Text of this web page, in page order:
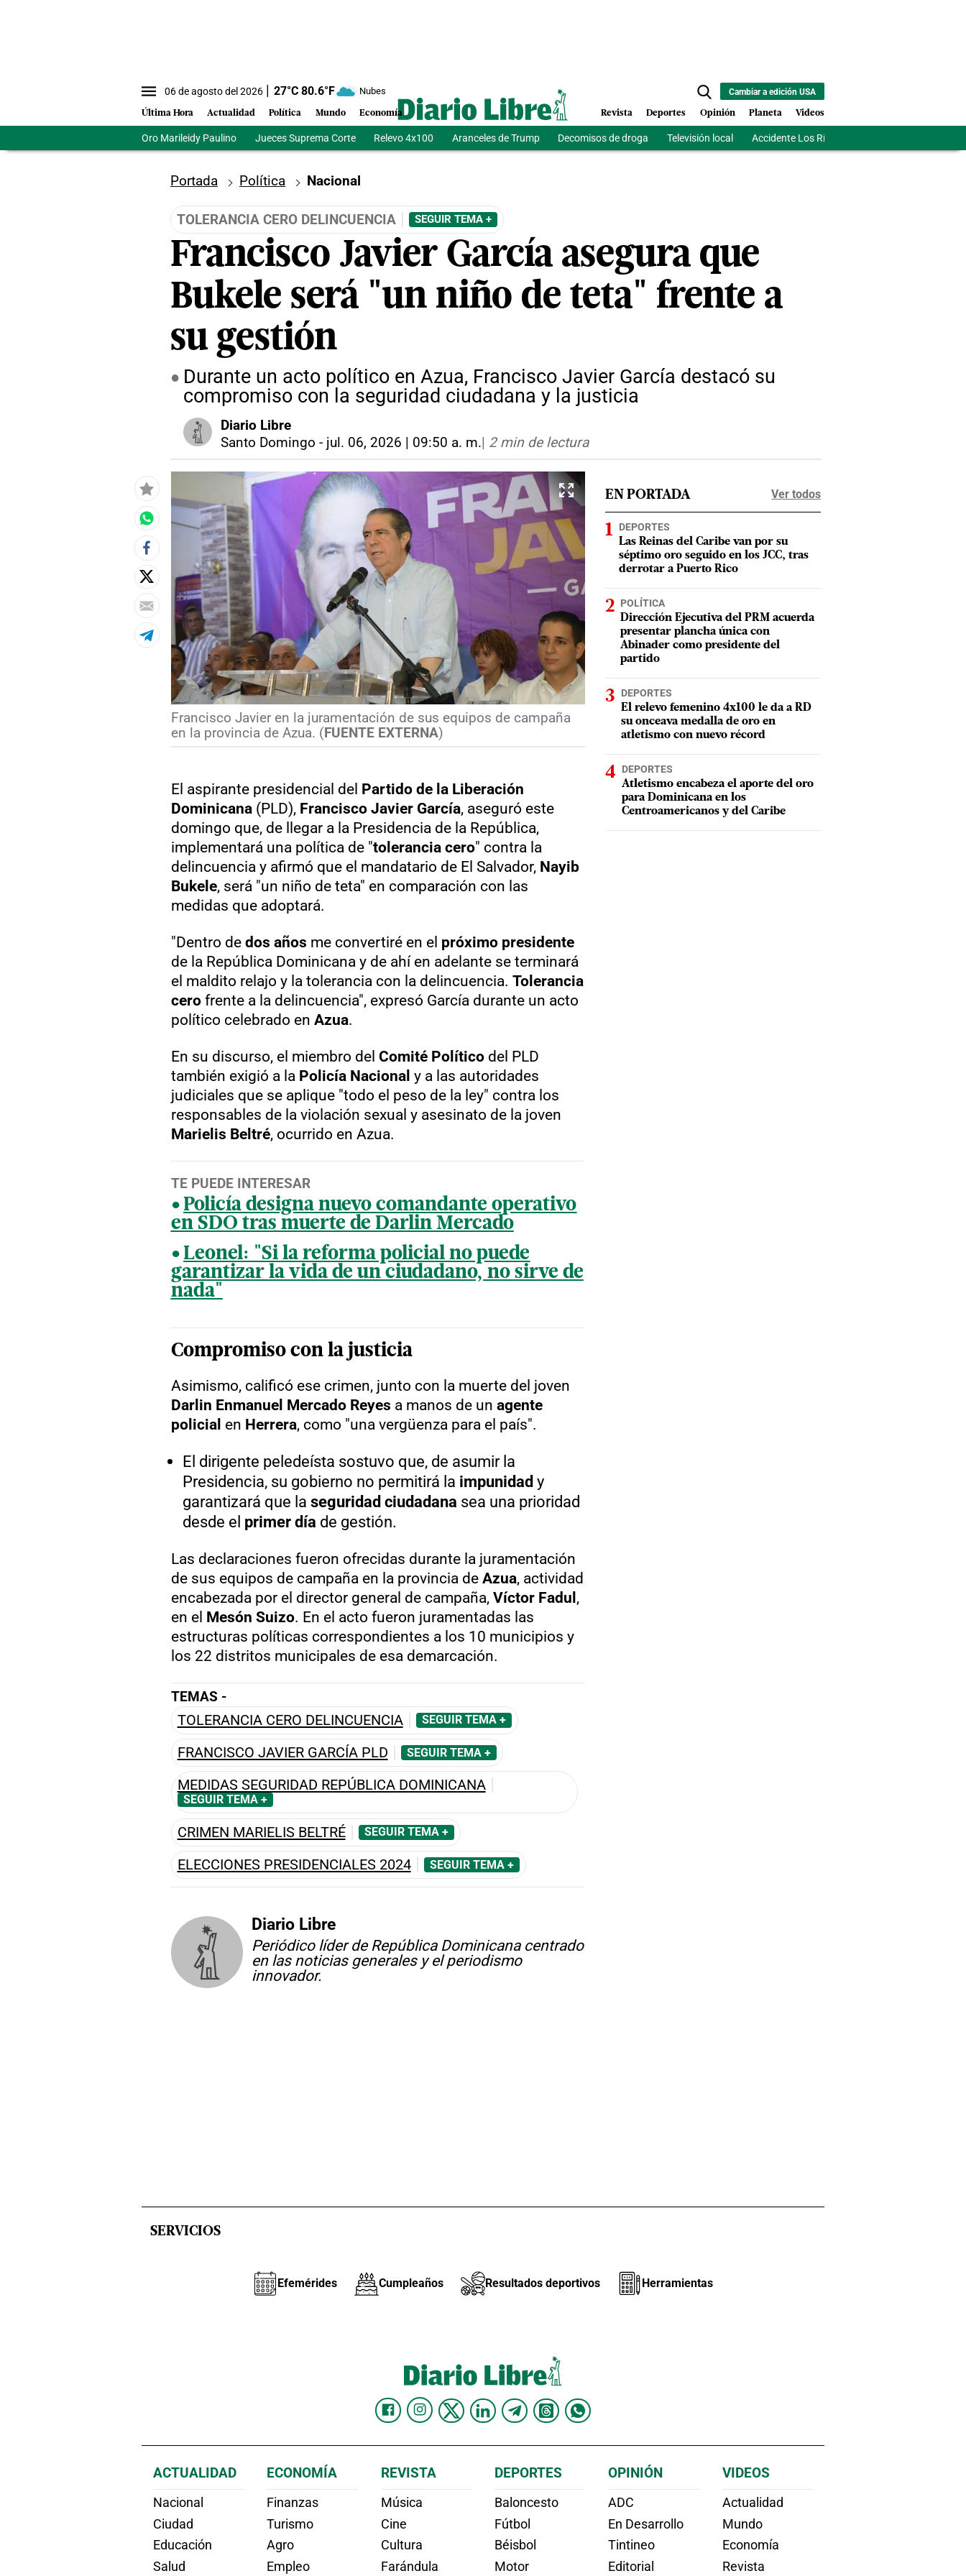
06 de agosto del 2026 27°C 80.6°F Nubes
Última Hora Actualidad Política Mundo Economía
Cambiar a edición USA
Revista Deportes Opinión Planeta Videos
Oro Marileidy Paulino Jueces Suprema Corte Relevo 4x100 Aranceles de Trump Decomisos de droga Televisión local Accidente Los Ríos
Portada Política Nacional
TOLERANCIA CERO DELINCUENCIA SEGUIR TEMA +
Francisco Javier García asegura que
Bukele será "un niño de teta" frente a
su gestión
Durante un acto político en Azua, Francisco Javier García destacó su
compromiso con la seguridad ciudadana y la justicia
Diario Libre
Santo Domingo - jul. 06, 2026 | 09:50 a. m.| 2 min de lectura
Francisco Javier en la juramentación de sus equipos de campaña
en la provincia de Azua. (FUENTE EXTERNA)
El aspirante presidencial del Partido de la Liberación
Dominicana(PLD), Francisco Javier García, aseguró este
domingo que, de llegar a la Presidencia de la República,
implementará una política de "tolerancia cero" contra la
delincuencia y afirmó que el mandatario de El Salvador, Nayib
Bukele, será "un niño de teta" en comparación con las
medidas que adoptará.
"Dentro de dos años me convertiré en el próximo presidente
de la República Dominicana y de ahí en adelante se terminará
el maldito relajo y la tolerancia con la delincuencia. Tolerancia
cerofrente a la delincuencia", expresó García durante un acto
político celebrado en Azua.
En su discurso, el miembro del Comité Políticodel PLD
también exigió a la Policía Nacional y a las autoridades
judiciales que se aplique "todo el peso de la ley" contra los
responsables de la violación sexual y asesinato de la joven
Marielis Beltré, ocurrido en Azua.
TE PUEDE INTERESAR
Policía designa nuevo comandante operativo
en SDO tras muerte de Darlin Mercado
Leonel: "Si la reforma policial no puede
garantizar la vida de un ciudadano, no sirve de
nada"
Compromiso con la justicia
Asimismo, calificó ese crimen, junto con la muerte del joven
Darlin Enmanuel Mercado Reyes a manos de un agente
policial en Herrera, como "una vergüenza para el país".
El dirigente peledeísta sostuvo que, de asumir la
Presidencia, su gobierno no permitirá la impunidady
garantizará que la seguridad ciudadana sea una prioridad
desde el primer día de gestión.
Las declaraciones fueron ofrecidas durante la juramentación
de sus equipos de campaña en la provincia de Azua, actividad
encabezada por el director general de campaña, Víctor Fadul,
en el Mesón Suizo. En el acto fueron juramentadas las
estructuras políticas correspondientes a los 10 municipios y
los 22 distritos municipales de esa demarcación.
TEMAS -
TOLERANCIA CERO DELINCUENCIA SEGUIR TEMA +
FRANCISCO JAVIER GARCÍA PLD SEGUIR TEMA +
MEDIDAS SEGURIDAD REPÚBLICA DOMINICANA
SEGUIR TEMA +
CRIMEN MARIELIS BELTRÉ SEGUIR TEMA +
ELECCIONES PRESIDENCIALES 2024 SEGUIR TEMA +
Diario Libre
Periódico líder de República Dominicana centrado
en las noticias generales y el periodismo
innovador.
EN PORTADA Ver todos
DEPORTES
Las Reinas del Caribe van por su
séptimo oro seguido en los JCC, tras
derrotar a Puerto Rico
POLÍTICA
Dirección Ejecutiva del PRM acuerda
presentar plancha única con
Abinader como presidente del
partido
DEPORTES
El relevo femenino 4x100 le da a RD
su onceava medalla de oro en
atletismo con nuevo récord
DEPORTES
Atletismo encabeza el aporte del oro
para Dominicana en los
Centroamericanos y del Caribe
SERVICIOS
Efemérides Cumpleaños Resultados deportivos Herramientas
ACTUALIDAD
Nacional
Ciudad
Educación
Salud
ECONOMÍA
Finanzas
Turismo
Agro
Empleo
REVISTA
Música
Cine
Cultura
Farándula
DEPORTES
Baloncesto
Fútbol
Béisbol
Motor
OPINIÓN
ADC
En Desarrollo
Tintineo
Editorial
VIDEOS
Actualidad
Mundo
Economía
Revista